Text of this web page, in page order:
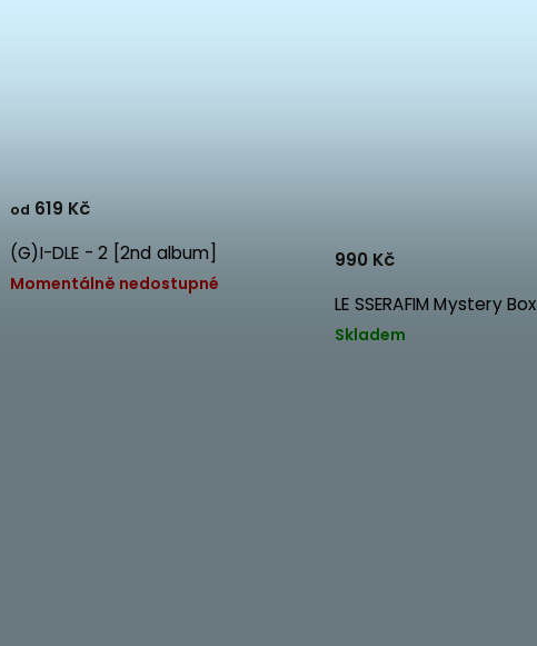
(G)I-DLE - 2 [2nd album]
Momentálně nedostupné
od 619 Kč
LE SSERAFIM Mystery Box
Skladem
990 Kč